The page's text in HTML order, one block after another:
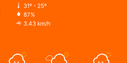
31º - 25º
87%
3.43 km/h